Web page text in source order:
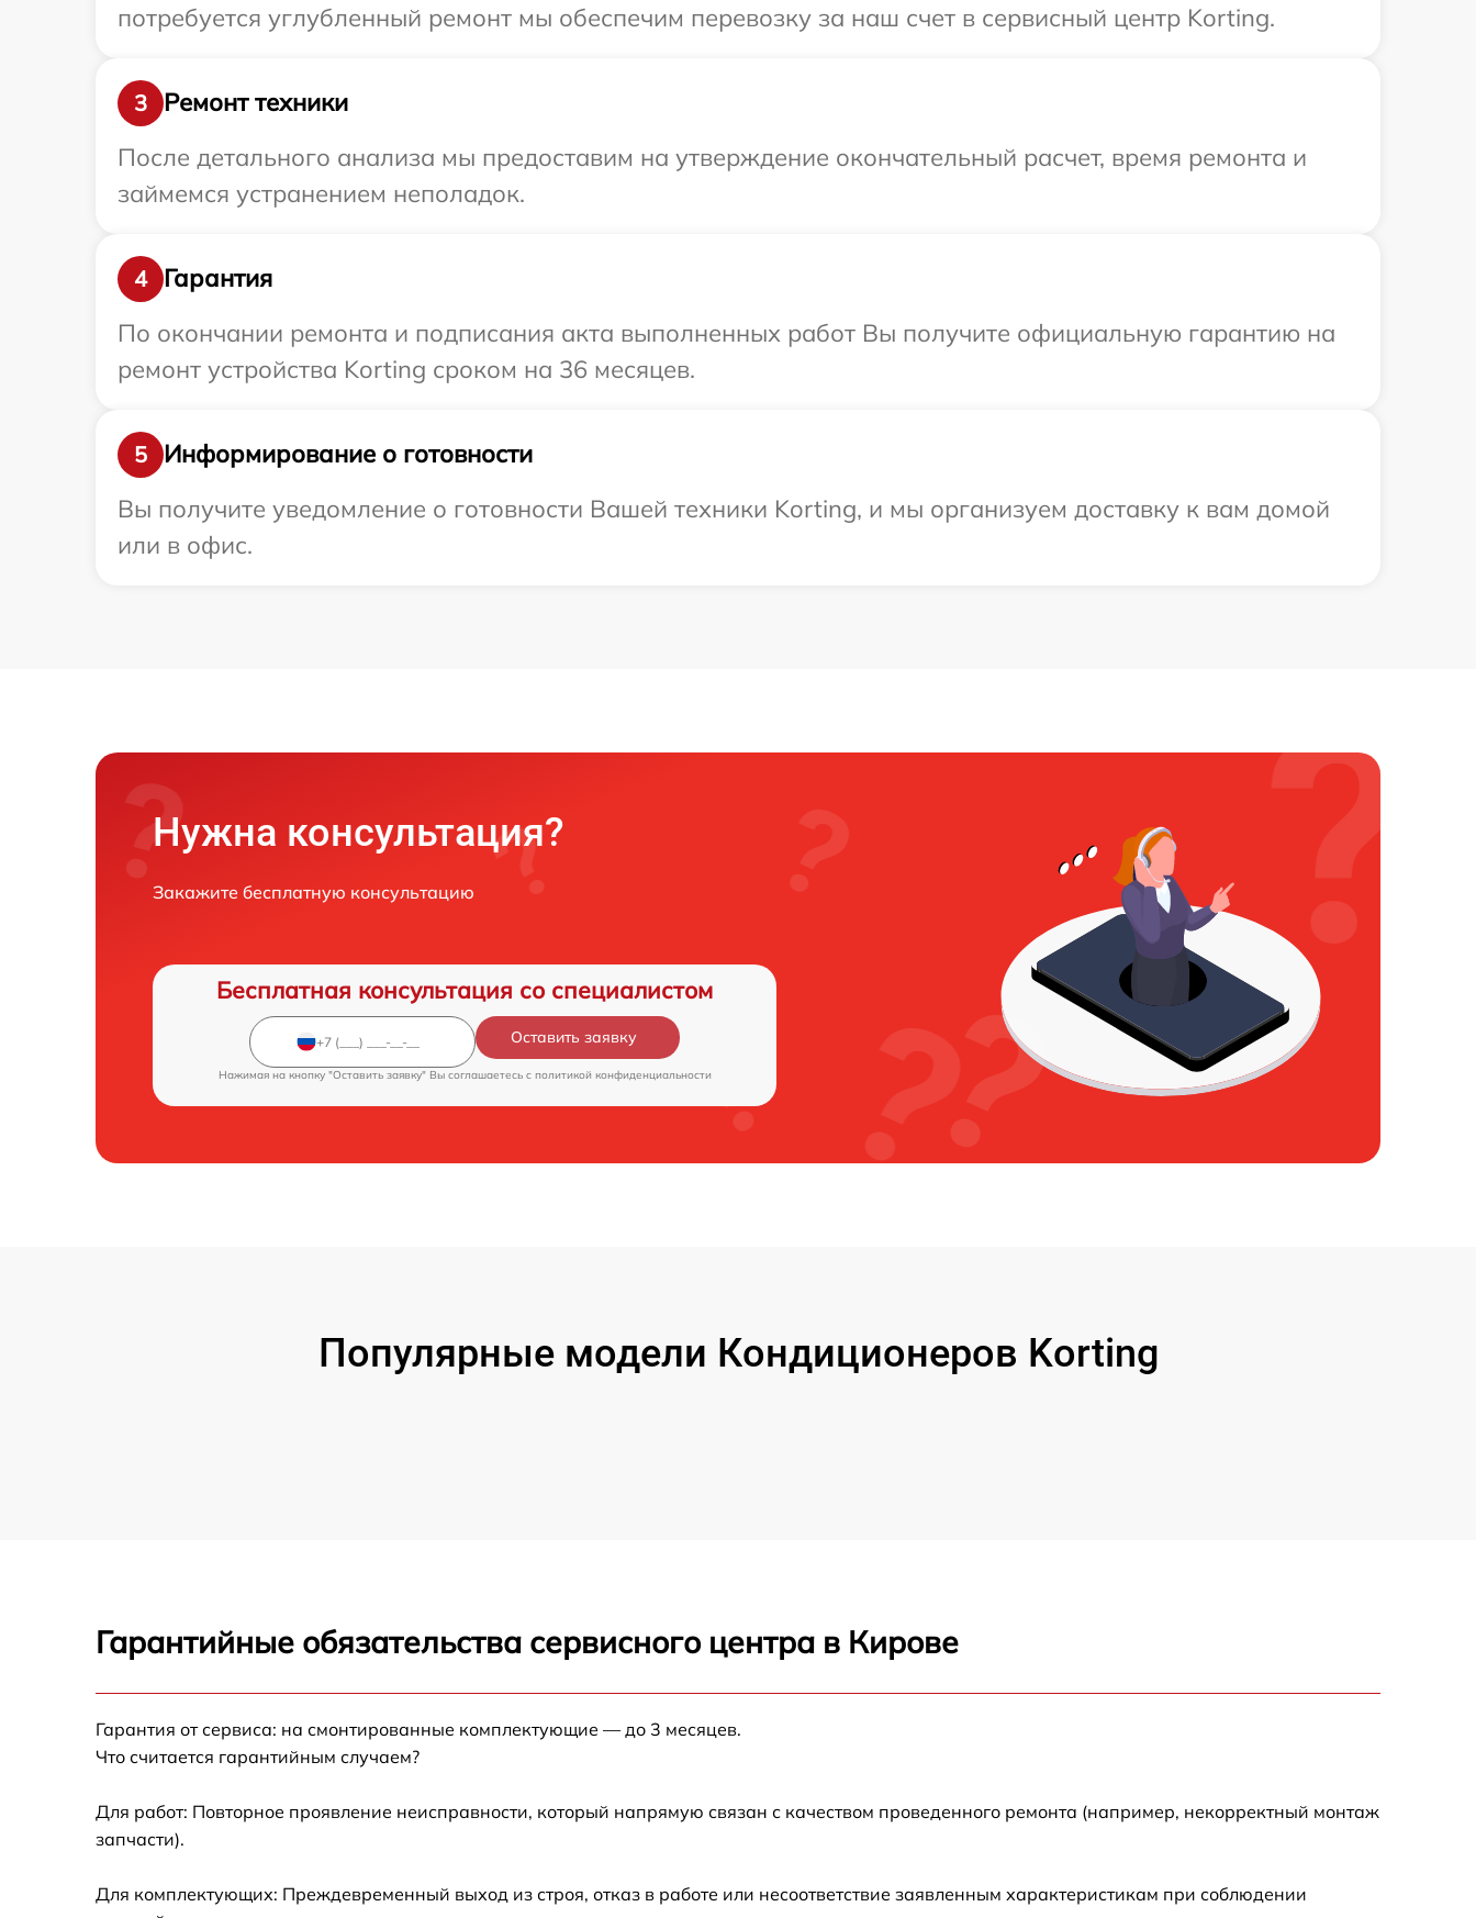
потребуется углубленный ремонт мы обеспечим перевозку за наш счет в сервисный центр Korting.
3
Ремонт техники
После детального анализа мы предоставим на утверждение окончательный расчет, время ремонта и
займемся устранением неполадок.
4
Гарантия
По окончании ремонта и подписания акта выполненных работ Вы получите официальную гарантию на
ремонт устройства Korting сроком на 36 месяцев.
5
Информирование о готовности
Вы получите уведомление о готовности Вашей техники Korting, и мы организуем доставку к вам домой
или в офис.
Нужна консультация?
Закажите бесплатную консультацию
Бесплатная консультация со специалистом
Оставить заявку
Нажимая на кнопку "Оставить заявку" Вы соглашаетесь c политикой конфиденциальности
Популярные модели Кондиционеров Korting
Гарантийные обязательства сервисного центра в Кирове
Гарантия от сервиса: на смонтированные комплектующие — до 3 месяцев.
Что считается гарантийным случаем?
Для работ: Повторное проявление неисправности, который напрямую связан с качеством проведенного ремонта (например, некорректный монтаж
запчасти).
Для комплектующих: Преждевременный выход из строя, отказ в работе или несоответствие заявленным характеристикам при соблюдении